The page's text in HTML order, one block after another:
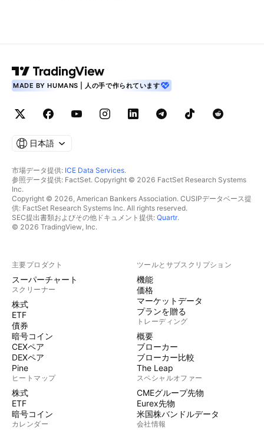
MADE BY HUMANS | 人の手で作られています
日本語
市場データ提供: ICE Data Services.
参照データ提供: FactSet. Copyright © 2026 FactSet Research Systems
Inc.
Copyright © 2026, American Bankers Association. CUSIPデータベース提
供: FactSet Research Systems Inc. All rights reserved.
SEC提出書類およびその他ドキュメント提供: Quartr.
© 2026 TradingView, Inc.
主要プロダクト
スーパーチャート
スクリーナー
株式
ETF
債券
暗号コイン
CEXペア
DEXペア
Pine
ヒートマップ
株式
ETF
暗号コイン
カレンダー
ツールとサブスクリプション
機能
価格
マーケットデータ
プランを贈る
トレーディング
概要
ブローカー
ブローカー比較
The Leap
スペシャルオファー
CMEグループ先物
Eurex先物
米国株バンドルデータ
会社情報